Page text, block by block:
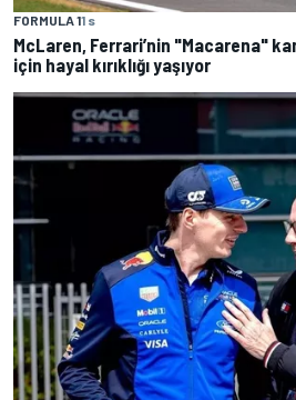
FORMULA 11 s
McLaren, Ferrari’nin "Macarena"
için hayal kırıklığı yaşıyor